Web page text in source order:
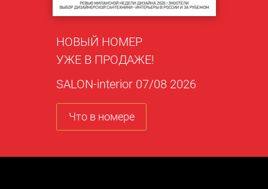
НОВЫЙ НОМЕР
УЖЕ В ПРОДАЖЕ!
SALON-interior 07/08 2026
Что в номере